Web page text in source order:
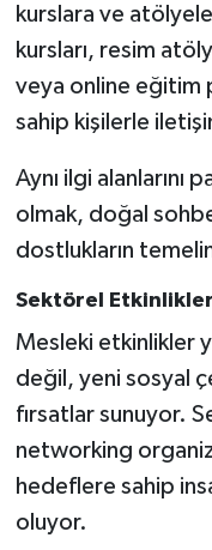
kurslara ve
kursları, resim
veya online eğitim
sahip kişilerle
Aynı ilgi alanlarını
olmak, doğal
dostlukların
Sektörel
Mesleki etkinlikler
değil, yeni sosyal
fırsatlar sunuyor.
networking
hedeflere sahip
oluyor.